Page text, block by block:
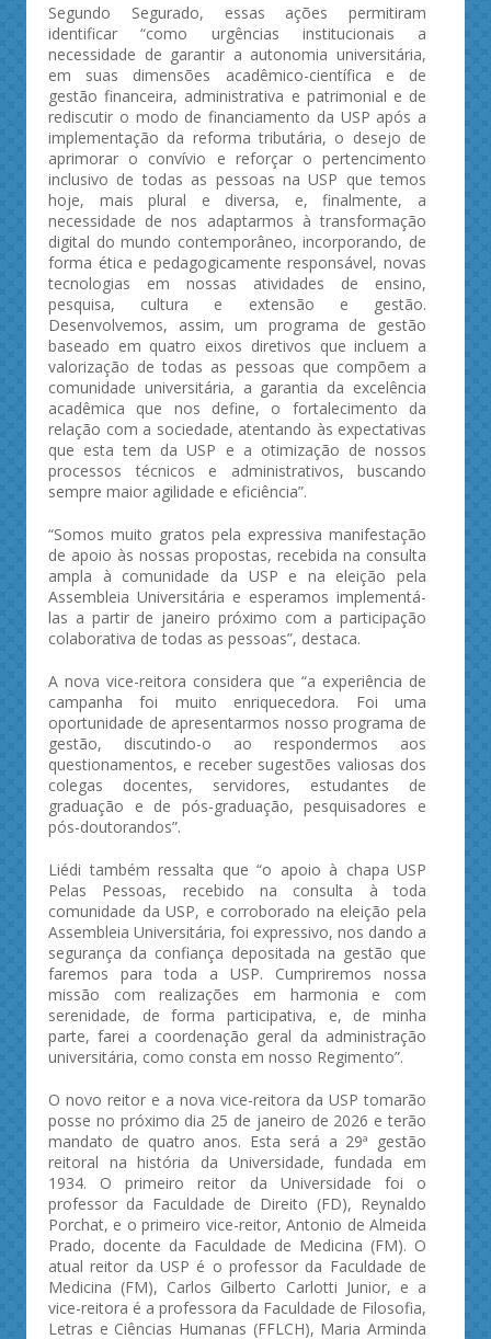
Segundo Segurado, essas ações permitiram
identificar “como urgências institucionais a
necessidade de garantir a autonomia universitária,
em suas dimensões acadêmico-científica e de
gestão financeira, administrativa e patrimonial e de
rediscutir o modo de financiamento da USP após a
implementação da reforma tributária, o desejo de
aprimorar o convívio e reforçar o pertencimento
inclusivo de todas as pessoas na USP que temos
hoje, mais plural e diversa, e, finalmente, a
necessidade de nos adaptarmos à transformação
digital do mundo contemporâneo, incorporando, de
forma ética e pedagogicamente responsável, novas
tecnologias em nossas atividades de ensino,
pesquisa, cultura e extensão e gestão.
Desenvolvemos, assim, um programa de gestão
baseado em quatro eixos diretivos que incluem a
valorização de todas as pessoas que compõem a
comunidade universitária, a garantia da excelência
acadêmica que nos define, o fortalecimento da
relação com a sociedade, atentando às expectativas
que esta tem da USP e a otimização de nossos
processos técnicos e administrativos, buscando
sempre maior agilidade e eficiência”.
“Somos muito gratos pela expressiva manifestação
de apoio às nossas propostas, recebida na consulta
ampla à comunidade da USP e na eleição pela
Assembleia Universitária e esperamos implementá-
las a partir de janeiro próximo com a participação
colaborativa de todas as pessoas”, destaca.
A nova vice-reitora considera que “a experiência de
campanha foi muito enriquecedora. Foi uma
oportunidade de apresentarmos nosso programa de
gestão, discutindo-o ao respondermos aos
questionamentos, e receber sugestões valiosas dos
colegas docentes, servidores, estudantes de
graduação e de pós-graduação, pesquisadores e
pós-doutorandos”.
Liédi também ressalta que “o apoio à chapa USP
Pelas Pessoas, recebido na consulta à toda
comunidade da USP, e corroborado na eleição pela
Assembleia Universitária, foi expressivo, nos dando a
segurança da confiança depositada na gestão que
faremos para toda a USP. Cumpriremos nossa
missão com realizações em harmonia e com
serenidade, de forma participativa, e, de minha
parte, farei a coordenação geral da administração
universitária, como consta em nosso Regimento”.
O novo reitor e a nova vice-reitora da USP tomarão
posse no próximo dia 25 de janeiro de 2026 e terão
mandato de quatro anos. Esta será a 29ª gestão
reitoral na história da Universidade, fundada em
1934. O primeiro reitor da Universidade foi o
professor da Faculdade de Direito (FD), Reynaldo
Porchat, e o primeiro vice-reitor, Antonio de Almeida
Prado, docente da Faculdade de Medicina (FM). O
atual reitor da USP é o professor da Faculdade de
Medicina (FM), Carlos Gilberto Carlotti Junior, e a
vice-reitora é a professora da Faculdade de Filosofia,
Letras e Ciências Humanas (FFLCH), Maria Arminda